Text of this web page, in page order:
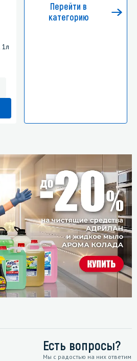
Перейти в
категорию
Есть вопросы?
Мы с радостью на них ответим